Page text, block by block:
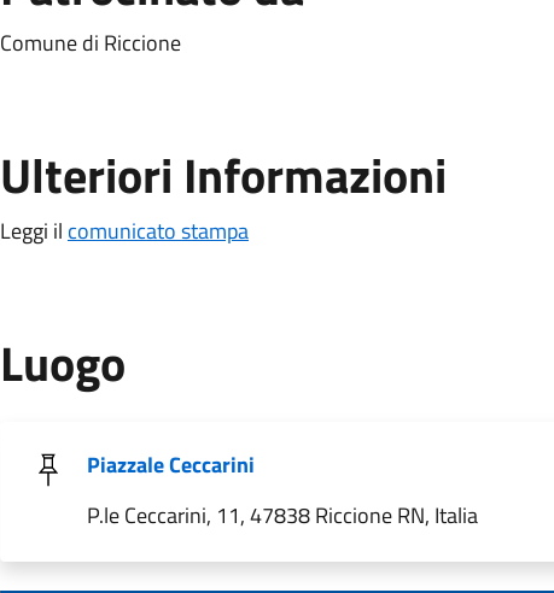
Comune di Riccione
Ulteriori Informazioni
Leggi il comunicato stampa
Luogo
Piazzale Ceccarini
P.le Ceccarini, 11, 47838 Riccione RN, Italia